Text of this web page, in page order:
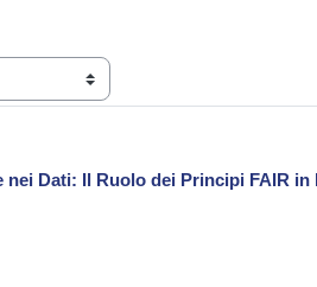
Dati: Il Ruolo dei Principi FAIR in